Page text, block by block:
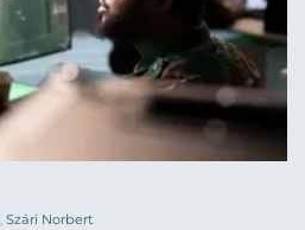
, Szári Norbert